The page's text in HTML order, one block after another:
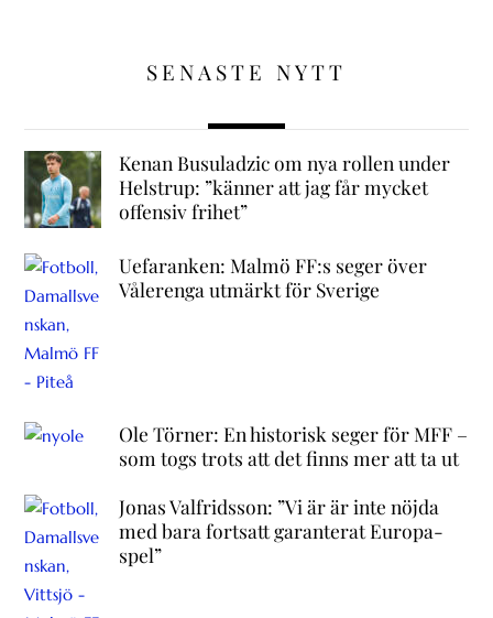
SENASTE NYTT
Kenan Busuladzic om nya rollen under
Helstrup: ”känner att jag får mycket
offensiv frihet”
Uefaranken: Malmö FF:s seger över
Vålerenga utmärkt för Sverige
Ole Törner: En historisk seger för MFF –
som togs trots att det finns mer att ta ut
Jonas Valfridsson: ”Vi är är inte nöjda
med bara fortsatt garanterat Europa-
spel”